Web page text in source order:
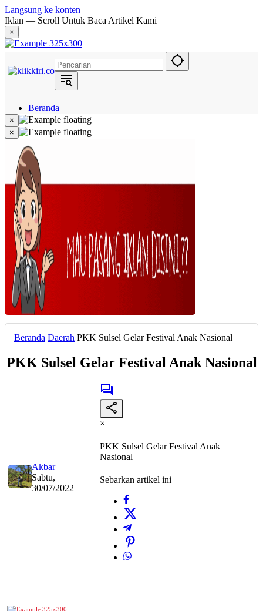
Langsung ke konten
Iklan — Scroll Untuk Baca Artikel Kami
×
Beranda
Hukum
Berita
Politik
Narasi
Daerah
Metropolis
Eksekutif
×
×
Beranda Daerah PKK Sulsel Gelar Festival Anak Nasional
PKK Sulsel Gelar Festival Anak Nasional
Akbar
Sabtu,
30/07/2022
×
PKK Sulsel Gelar Festival Anak
Nasional
Sebarkan artikel ini